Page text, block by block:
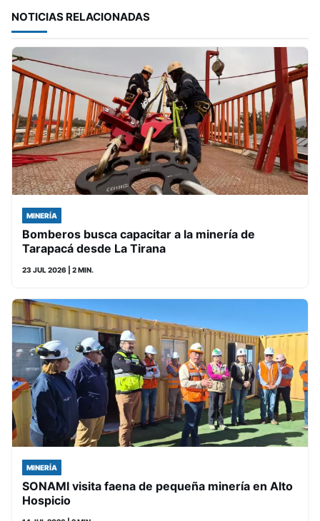
NOTICIAS RELACIONADAS
MINERÍA
Bomberos busca capacitar a la minería de
Tarapacá desde La Tirana
23 JUL 2026 | 2 MIN.
MINERÍA
SONAMI visita faena de pequeña minería en Alto
Hospicio